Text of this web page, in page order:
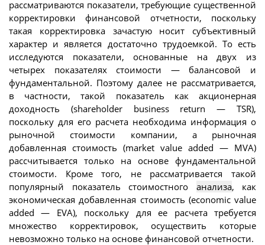
рассматриваются показатели, требующие существенной
корректировки финансовой отчетности, поскольку
такая корректировка зачастую носит субъективный
характер и является достаточно трудоемкой. То есть
исследуются показатели, основанные на двух из
четырех показателях стоимости — балансовой и
фундаментальной. Поэтому далее не рассматривается,
в частности, такой показатель как акционерная
доходность (shareholder business return — TSR),
поскольку для его расчета необходима информация о
рыночной стоимости компании, а рыночная
добавленная стоимость (market value added — MVA)
рассчитывается только на основе фундаментальной
стоимости. Кроме того, не рассматривается такой
популярный показатель стоимостного анализа, как
экономическая добавленная стоимость (economic value
added — EVA), поскольку для ее расчета требуется
множество корректировок, осуществить которые
невозможно только на основе финансовой отчетности.